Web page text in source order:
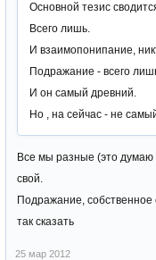
Основной тезис
Всего лишь.
И взаимопонипание,
Подражание - всего
И он самый древний.
Но , на сейчас - не
Все мы разные (это думаю
свой.
Подражание,
так сказать
25 мар 2012